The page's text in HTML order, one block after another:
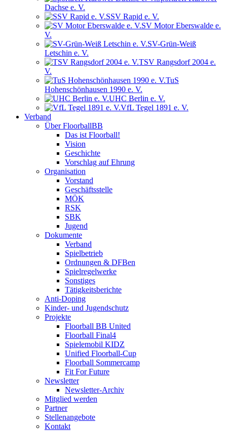
Dachse e. V.
SSV Rapid e. V.
SV Motor Eberswalde e.
V.
SV-Grün-Weiß
Letschin e. V.
TSV Rangsdorf 2004 e.
V.
TuS
Hohenschönhausen 1990 e. V.
UHC Berlin e. V.
VfL Tegel 1891 e. V.
Verband
Über FloorballBB
Das ist Floorball!
Vision
Geschichte
Vorschlag auf Ehrung
Organisation
Vorstand
Geschäftsstelle
MÖK
RSK
SBK
Jugend
Dokumente
Verband
Spielbetrieb
Ordnungen & DFBen
Spielregelwerke
Sonstiges
Tätigkeitsberichte
Anti-Doping
Kinder- und Jugendschutz
Projekte
Floorball BB United
Floorball Final4
Spielemobil KIDZ
Unified Floorball-Cup
Floorball Sommercamp
Fit For Future
Newsletter
Newsletter-Archiv
Mitglied werden
Partner
Stellenangebote
Kontakt